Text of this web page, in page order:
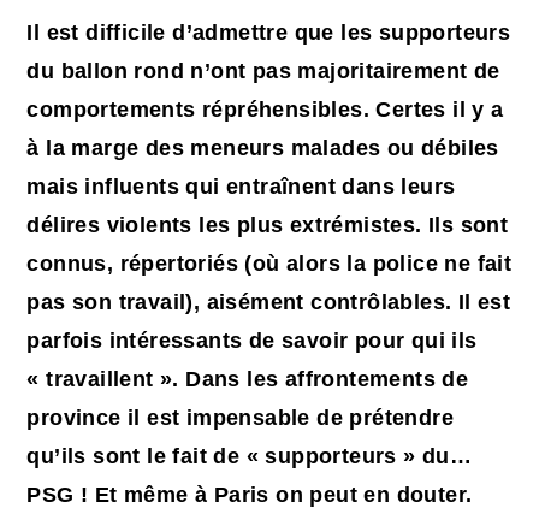
Il est difficile d’admettre que les supporteurs
du ballon rond n’ont pas majoritairement de
comportements répréhensibles. Certes il y a
à la marge des meneurs malades ou débiles
mais influents qui entraînent dans leurs
délires violents les plus extrémistes. Ils sont
connus, répertoriés (où alors la police ne fait
pas son travail), aisément contrôlables. Il est
parfois intéressants de savoir pour qui ils
« travaillent ». Dans les affrontements de
province il est impensable de prétendre
qu’ils sont le fait de « supporteurs » du…
PSG ! Et même à Paris on peut en douter.